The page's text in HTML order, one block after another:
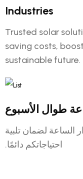
Industries
Trusted solar
saving costs,
sustainable future.
طوال الأسبوع
الساعة لضمان تلبية
احتياجاتكم دائمًا.